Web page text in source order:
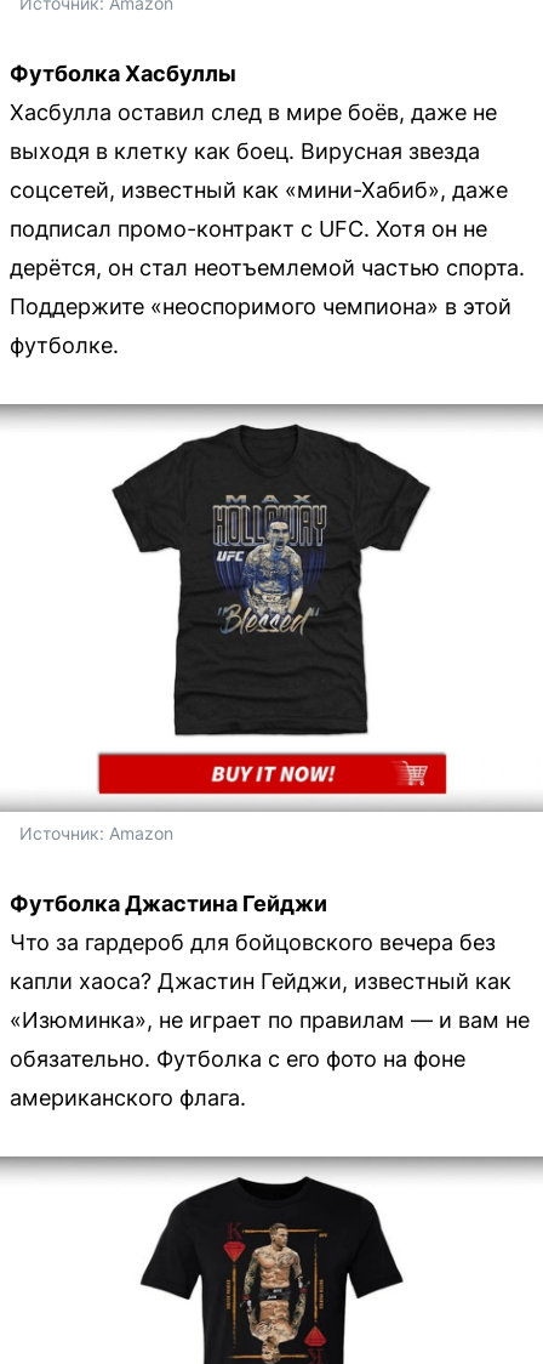
Футболка Хасбуллы
Хасбулла оставил след в мире боёв, даже не
выходя в клетку как боец. Вирусная звезда
соцсетей, известный как «мини-Хабиб», даже
подписал промо-контракт с UFC. Хотя он не
дерётся, он стал неотъемлемой частью спорта.
Поддержите «неоспоримого чемпиона» в этой
футболке.
Источник: Amazon
Футболка Джастина Гейджи
Что за гардероб для бойцовского вечера без
капли хаоса? Джастин Гейджи, известный как
«Изюминка», не играет по правилам — и вам не
обязательно. Футболка с его фото на фоне
американского флага.